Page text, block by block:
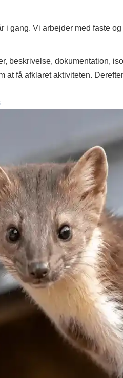
i gang. Vi arbejder med faste
beskrivelse, dokumentation,
at få afklaret aktiviteten.